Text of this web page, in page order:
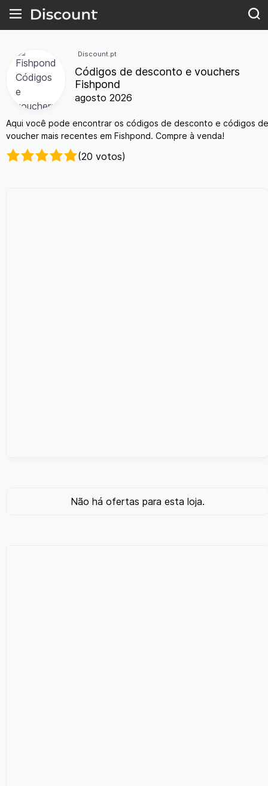
Discount.pt
Códigos de desconto e vouchers
Fishpond
agosto 2026
Aqui você pode encontrar os códigos de desconto e códigos de
voucher mais recentes em Fishpond. Compre à venda!
(20 votos)
Não há ofertas para esta loja.